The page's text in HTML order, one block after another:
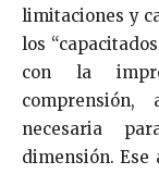
limitaciones y
los
con la
necesaria
dimensión. Ese